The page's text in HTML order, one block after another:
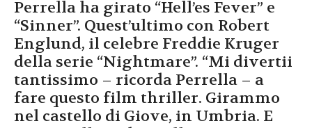
Perrella ha girato “Hell’es Fever” e
“Sinner”. Quest’ultimo con Robert
Englund, il celebre Freddie Kruger
della serie “Nightmare”. “Mi divertii
tantissimo – ricorda Perrella – a
fare questo film thriller. Girammo
nel castello di Giove, in Umbria. E